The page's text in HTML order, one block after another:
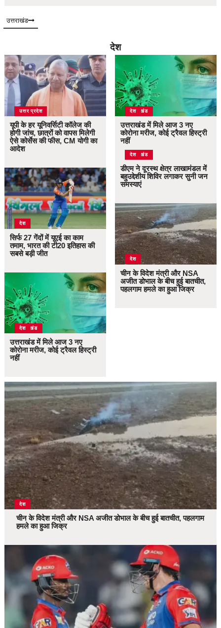
उत्तराखंड
देश
उत्तर प्रदेश
यूपी के हर यूनिवर्सिटी कॉलेज की
होगी जांच, छात्रों को वापस मिलेगी
ऐसे कोर्सेस की फीस, CM योगी का
आदेश
देश
सिर्फ 27 गेंदों में यूएई का काम
तमाम, भारत की टी20 इतिहास की
सबसे बड़ी जीत
उत्तराखंड
देश
उत्तराखंड में मिले आज 3 नए
कोरोना मरीज, कोई ट्रैवल हिस्ट्री
नहीं
उत्तराखंड
देश
उत्तराखंड में मिले आज 3 नए
कोरोना मरीज, कोई ट्रैवल हिस्ट्री
नहीं
उत्तराखंड
देश
डीएम ने दूरस्थ क्षेत्र लाखामंडल में
बहुउद्देशीय शिविर लगाकर सुनी जन
समस्याएं
देश
चीन के विदेश मंत्री और NSA
अजीत डोभाल के बीच हुई बातचीत,
पहलगाम हमले का हुआ जिक्र
देश
चीन के विदेश मंत्री और NSA अजीत डोभाल के बीच हुई बातचीत, पहलगाम
हमले का हुआ जिक्र